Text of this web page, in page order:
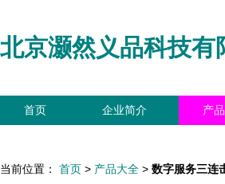
北京灏然义品科技有
首页 企业简介 产
当前位置： 首页 > 产品大全 > 数字服务三连